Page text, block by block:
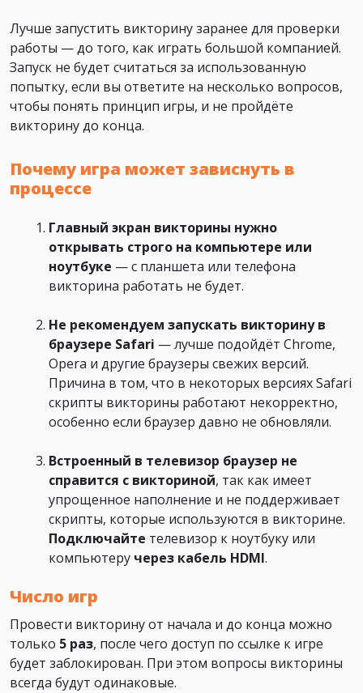
Лучше запустить викторину заранее для проверки
работы — до того, как играть большой компанией.
Запуск не будет считаться за использованную
попытку, если вы ответите на несколько вопросов,
чтобы понять принцип игры, и не пройдёте
викторину до конца.
Почему игра может зависнуть в
процессе
Главный экран викторины нужно
открывать строго на компьютере или
ноутбуке — с планшета или телефона
викторина работать не будет.
Не рекомендуем запускать викторину в
браузере Safari — лучше подойдёт Chrome,
Opera и другие браузеры свежих версий.
Причина в том, что в некоторых версиях Safari
скрипты викторины работают некорректно,
особенно если браузер давно не обновляли.
Встроенный в телевизор браузер не
справится с викториной, так как имеет
упрощенное наполнение и не поддерживает
скрипты, которые используются в викторине.
Подключайте телевизор к ноутбуку или
компьютеру через кабель HDMI.
Число игр
Провести викторину от начала и до конца можно
только 5 раз, после чего доступ по ссылке к игре
будет заблокирован. При этом вопросы викторины
всегда будут одинаковые.